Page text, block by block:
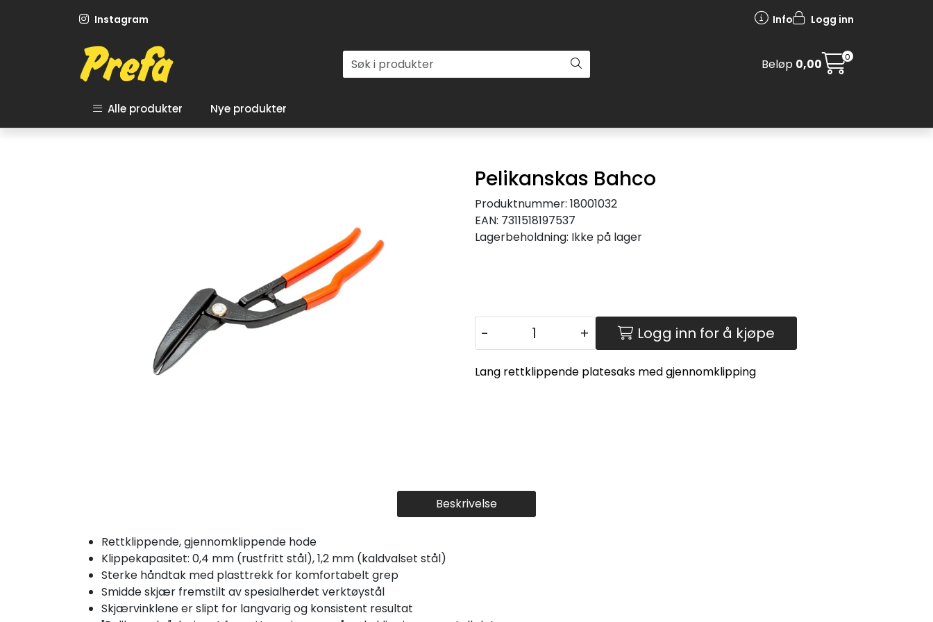
Instagram Info Logg inn
Beløp 0,00 0
Alle produkter Nye produkter
Pelikanskas Bahco
Produktnummer: 18001032
EAN: 7311518197537
Lagerbeholdning: Ikke på lager
- + Logg inn for å kjøpe
Lang rettklippende platesaks med gjennomklipping
Beskrivelse
Rettklippende, gjennomklippende hode
Klippekapasitet: 0,4 mm (rustfritt stål), 1,2 mm (kaldvalset stål)
Sterke håndtak med plasttrekk for komfortabelt grep
Smidde skjær fremstilt av spesialherdet verktøystål
Skjærvinklene er slipt for langvarig og konsistent resultat